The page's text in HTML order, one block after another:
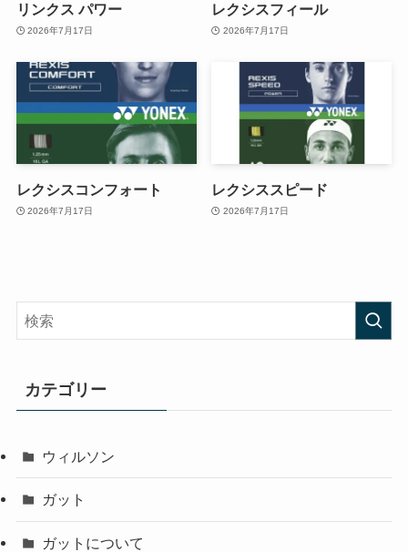
リンクス パワー
2026年7月17日
レクシスフィール
2026年7月17日
レクシスコンフォート
2026年7月17日
レクシススピード
2026年7月17日
カテゴリー
ウィルソン
ガット
ガットについて